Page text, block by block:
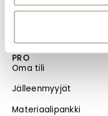
PRO
Oma tili
Jälleenmyyjät
Materiaalipankki